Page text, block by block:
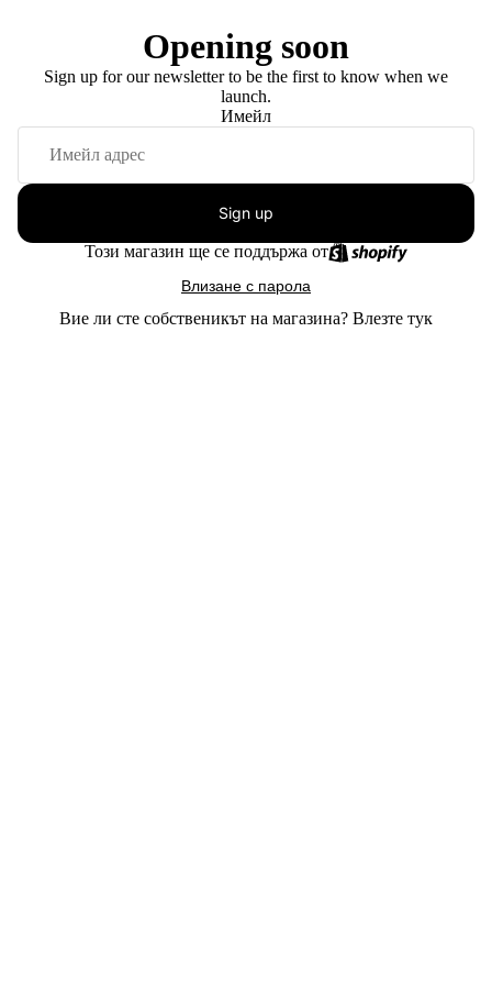
Opening soon
Sign up for our newsletter to be the first to know when we
launch.
Имейл
Sign up
Този магазин ще се поддържа от
Влизане с парола
Вие ли сте собственикът на магазина? Влезте тук